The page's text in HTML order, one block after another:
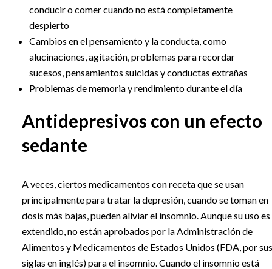
conducir o comer cuando no está completamente
despierto
Cambios en el pensamiento y la conducta, como
alucinaciones, agitación, problemas para recordar
sucesos, pensamientos suicidas y conductas extrañas
Problemas de memoria y rendimiento durante el día
Antidepresivos con un efecto
sedante
A veces, ciertos medicamentos con receta que se usan
principalmente para tratar la depresión, cuando se toman en
dosis más bajas, pueden aliviar el insomnio. Aunque su uso es
extendido, no están aprobados por la Administración de
Alimentos y Medicamentos de Estados Unidos (FDA, por sus
siglas en inglés) para el insomnio. Cuando el insomnio está